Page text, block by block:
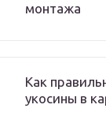
монтажа
Как
укосины в